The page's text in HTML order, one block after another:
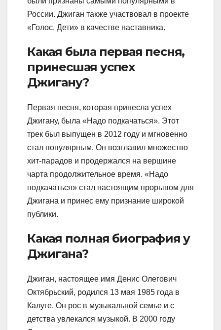
России. Джиган также участвовал в проекте
«Голос. Дети» в качестве наставника.
Какая была первая песня,
принесшая успех
Джигану?
Первая песня, которая принесла успех
Джигану, была «Надо подкачаться». Этот
трек был выпущен в 2012 году и мгновенно
стал популярным. Он возглавил множество
хит-парадов и продержался на вершине
чарта продолжительное время. «Надо
подкачаться» стал настоящим прорывом для
Джигана и принес ему признание широкой
публики.
Какая полная биография у
Джигана?
Джиган, настоящее имя Денис Олегович
Октябрьский, родился 13 мая 1985 года в
Калуге. Он рос в музыкальной семье и с
детства увлекался музыкой. В 2000 году